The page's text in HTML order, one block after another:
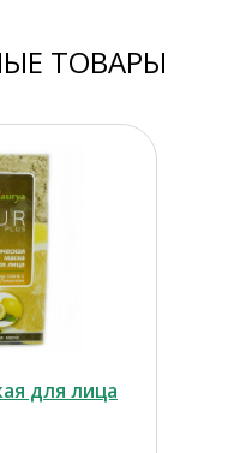
ТОВАРЫ
для лица